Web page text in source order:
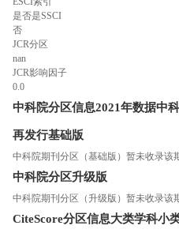
是否是SSCI
否
JCR分区
nan
JCR影响因子
0.0
中科院分区信息2021年数据中
再发行基础版
中科院期刊分区（基础版）暂未收录该
中科院分区升级版
中科院期刊分区（升级版）暂未收录该
CiteScore分区信息大类学科小